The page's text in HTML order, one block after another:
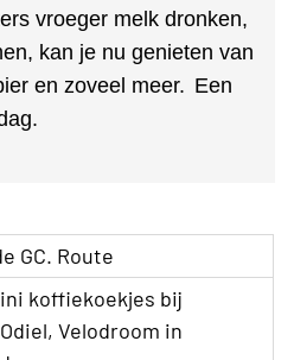
vroeger melk dronken,
kan je nu genieten van
en zoveel meer. Een
GC. Route
koffiekoekjes bij
Velodroom in